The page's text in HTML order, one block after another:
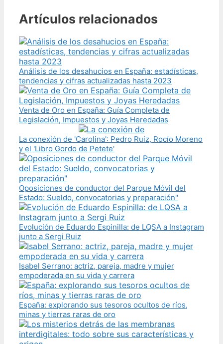
Artículos relacionados
Análisis de los desahucios en España: estadísticas,
tendencias y cifras actualizadas hasta 2023
Venta de Oro en España: Guía Completa de
Legislación, Impuestos y Joyas Heredadas
La conexión de 'Carolina': Pedro Ruiz, Rocío Moreno
y el 'Libro Gordo de Petete'
Oposiciones de conductor del Parque Móvil del
Estado: Sueldo, convocatorias y preparación"
Evolución de Eduardo Espinilla: de LQSA a Instagram
junto a Sergi Ruiz
Isabel Serrano: actriz, pareja, madre y mujer
empoderada en su vida y carrera
España: explorando sus tesoros ocultos de ríos,
minas y tierras raras de oro